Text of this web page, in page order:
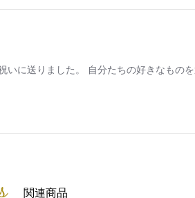
いに送りました。 自分たちの好きなもの
関連商品